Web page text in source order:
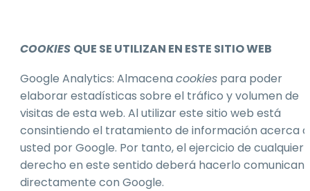
COOKIES QUE SE UTILIZAN EN ESTE SITIO WEB
Google Analytics: Almacena cookies para poder
elaborar estadísticas sobre el tráfico y volumen de
visitas de esta web. Al utilizar este sitio web está
consintiendo el tratamiento de información acerca
usted por Google. Por tanto, el ejercicio de cualquier
derecho en este sentido deberá hacerlo
directamente con Google.